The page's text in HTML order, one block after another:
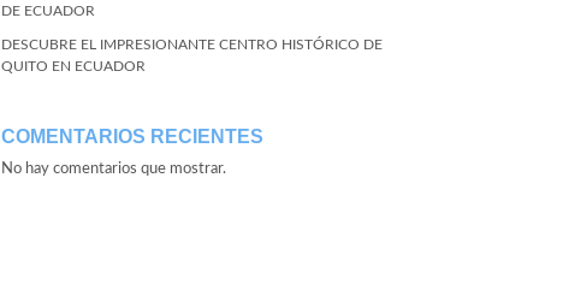
DE ECUADOR
DESCUBRE EL IMPRESIONANTE CENTRO HISTÓRICO DE
QUITO EN ECUADOR
COMENTARIOS RECIENTES
No hay comentarios que mostrar.